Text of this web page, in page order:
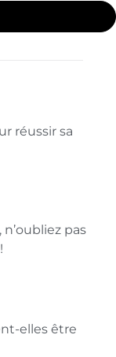
réussir sa
pas
elles être